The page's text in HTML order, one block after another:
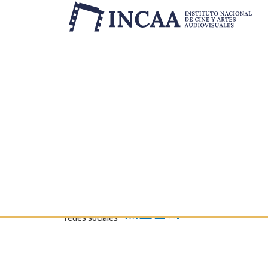
Concurso de
redes sociales